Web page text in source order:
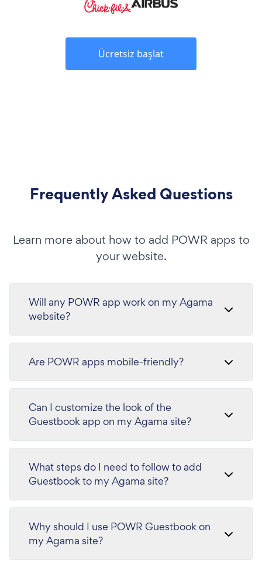
Ücretsiz başlat
Frequently Asked Questions
Learn more about how to add POWR apps to
your website.
Will any POWR app work on my Agama
website?
Are POWR apps mobile-friendly?
Can I customize the look of the
Guestbook app on my Agama site?
What steps do I need to follow to add
Guestbook to my Agama site?
Why should I use POWR Guestbook on
my Agama site?